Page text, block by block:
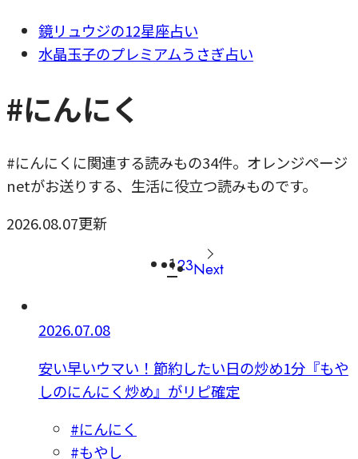
鏡リュウジの12星座占い
水晶玉子のプレミアムうさぎ占い
#にんにく
#にんにくに関連する読みもの34件。オレンジページ
netがお送りする、生活に役立つ読みものです。
2026.08.07更新
123Next
2026.07.08
安い早いウマい！節約したい日の炒め1分『もや
しのにんにく炒め』がリピ確定
#にんにく
#もやし